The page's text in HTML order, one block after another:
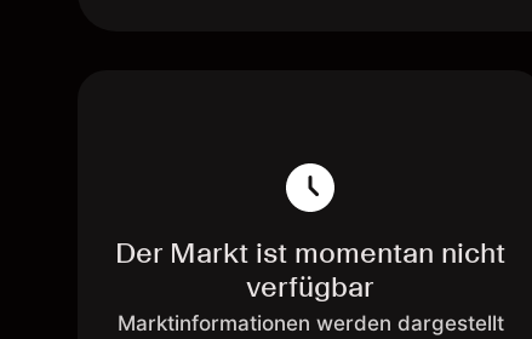
Der Markt ist momentan nicht
verfügbar
Marktinformationen werden dargestellt